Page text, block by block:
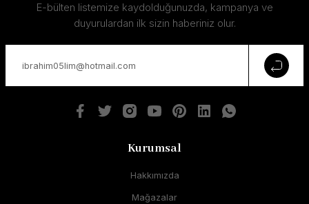
E-bülten listemize kaydolduğunuzda, kampanya ve
duyurulardan ilk sizin haberiniz olur.
Kurumsal
Hakkımızda
Mağazalar